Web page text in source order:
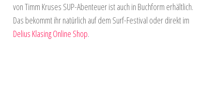
von Timm Kruses SUP-Abenteuer ist auch in Buchform erhältlich.
Das bekommt ihr natürlich auf dem Surf-Festival oder direkt im
Delius Klasing Online Shop.